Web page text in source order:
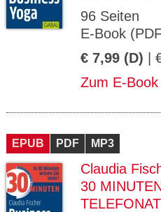
96 Seiten
E-Book
€ 7,99 (D) |
Zum E-
EPUB PDF MP3
Claudia
30